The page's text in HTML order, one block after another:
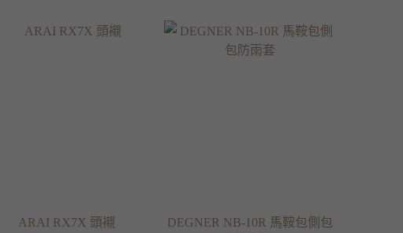
ARAI RX7X 頭襯
DEGNER NB-10R 馬鞍包側包